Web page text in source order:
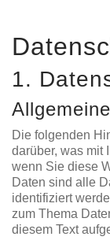
1.
Die folgenden
darüber, was mit
wenn Sie diese
Daten sind alle
identifiziert
zum Thema
diesem Text